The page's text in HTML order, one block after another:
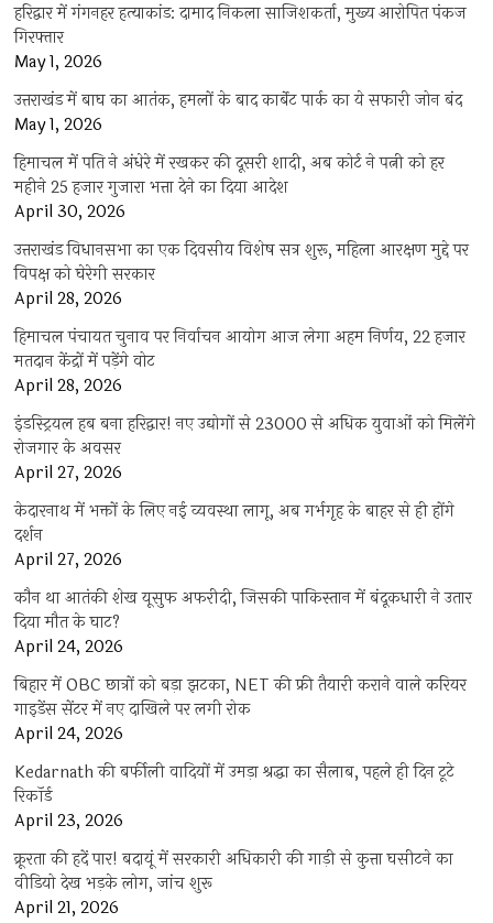
हरिद्वार में गंगनहर हत्याकांड: दामाद निकला साजिशकर्ता, मुख्य आरोपित पंकज
गिरफ्तार
May 1, 2026
उत्तराखंड में बाघ का आतंक, हमलों के बाद कार्बेट पार्क का ये सफारी जोन बंद
May 1, 2026
हिमाचल में पति ने अंधेरे में रखकर की दूसरी शादी, अब कोर्ट ने पत्नी को हर
महीने 25 हजार गुजारा भत्ता देने का दिया आदेश
April 30, 2026
उत्तराखंड विधानसभा का एक दिवसीय विशेष सत्र शुरू, महिला आरक्षण मुद्दे पर
विपक्ष को घेरेगी सरकार
April 28, 2026
हिमाचल पंचायत चुनाव पर निर्वाचन आयोग आज लेगा अहम निर्णय, 22 हजार
मतदान केंद्रों में पड़ेंगे वोट
April 28, 2026
इंडस्ट्रियल हब बना हरिद्वार! नए उद्योगों से 23000 से अधिक युवाओं को मिलेंगे
रोजगार के अवसर
April 27, 2026
केदारनाथ में भक्तों के लिए नई व्यवस्था लागू, अब गर्भगृह के बाहर से ही होंगे
दर्शन
April 27, 2026
कौन था आतंकी शेख यूसुफ अफरीदी, जिसकी पाकिस्तान में बंदूकधारी ने उतार
दिया मौत के घाट?
April 24, 2026
बिहार में OBC छात्रों को बड़ा झटका, NET की फ्री तैयारी कराने वाले करियर
गाइडेंस सेंटर में नए दाखिले पर लगी रोक
April 24, 2026
Kedarnath की बर्फीली वादियों में उमड़ा श्रद्धा का सैलाब, पहले ही दिन टूटे
रिकॉर्ड
April 23, 2026
क्रूरता की हदें पार! बदायूं में सरकारी अधिकारी की गाड़ी से कुत्ता घसीटने का
वीडियो देख भड़के लोग, जांच शुरू
April 21, 2026